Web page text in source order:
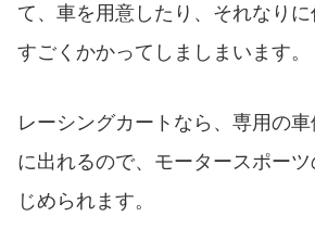
て、車を用意したり、それなり
すごくかかってしましまいます。
レーシングカートなら、専用の
に出れるので、モータースポー
じめられます。